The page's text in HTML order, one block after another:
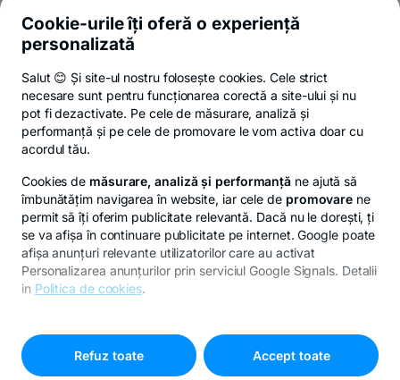
Poți renunța oricând,vezi detalii-
opens
in
a
.
Privacy Hub - opens in a new tab
Politica de confidențialitate- opens in a new
Politica de cookies
© Copyright 2026 Banca Transilvania. Toate drepturile
rezervate.
-
opens
Cookie-urile îți oferă o experiență
personalizată
Salut 😊 Și site-ul nostru folosește cookies. Cele strict
necesare sunt pentru funcționarea corectă a site-ului și nu
pot fi dezactivate. Pe cele de măsurare, analiză și
performanță și pe cele de promovare le vom activa doar cu
acordul tău.
Cookies de măsurare, analiză și performanță ne ajută să
îmbunătățim navigarea în website, iar cele de promovare ne
permit să îți oferim publicitate relevantă. Dacă nu le dorești, ți
se va afișa în continuare publicitate pe internet. Google poate
afișa anunțuri relevante utilizatorilor care au activat
Personalizarea anunțurilor prin serviciul Google Signals. Detalii
in Politica de cookies.
cookies"
Refuz toate
Accept toate